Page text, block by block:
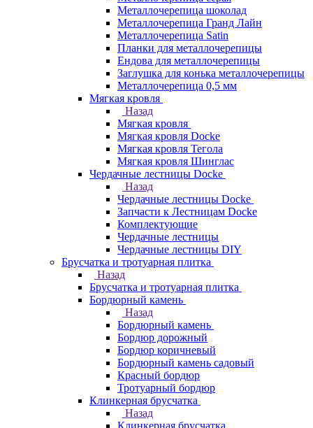
Металлочерепица шоколад
Металлочерепица Гранд Лайн
Металлочерепица Satin
Планки для металлочерепицы
Ендова для металлочерепицы
Заглушка для конька металлочерепицы
Металлочерепица 0,5 мм
Мягкая кровля
Назад
Мягкая кровля
Мягкая кровля Docke
Мягкая кровля Тегола
Мягкая кровля Шинглас
Чердачные лестницы Docke
Назад
Чердачные лестницы Docke
Запчасти к Лестницам Docke
Комплектующие
Чердачные лестницы
Чердачные лестницы DIY
Брусчатка и тротуарная плитка
Назад
Брусчатка и тротуарная плитка
Бордюрный камень
Назад
Бордюрный камень
Бордюр дорожный
Бордюр коричневый
Бордюрный камень садовый
Красный бордюр
Тротуарный бордюр
Клинкерная брусчатка
Назад
Клинкерная брусчатка